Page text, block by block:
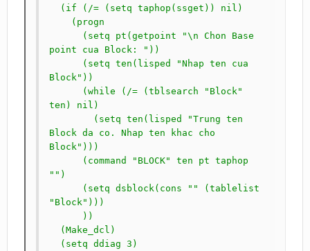
point cua Block: "))
Block"))
ten) nil)
Block da co. Nhap ten khac cho
Block")))
"")
"Block")))